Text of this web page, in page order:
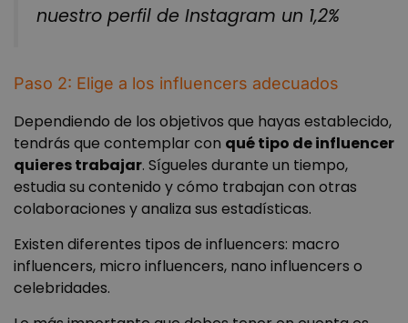
nuestro perfil de Instagram un 1,2%
Paso 2: Elige a los influencers adecuados
Dependiendo de los objetivos que hayas establecido,
tendrás que contemplar con qué tipo de influencer
quieres trabajar. Sígueles durante un tiempo,
estudia su contenido y cómo trabajan con otras
colaboraciones y analiza sus estadísticas.
Existen diferentes tipos de influencers: macro
influencers, micro influencers, nano influencers o
celebridades.